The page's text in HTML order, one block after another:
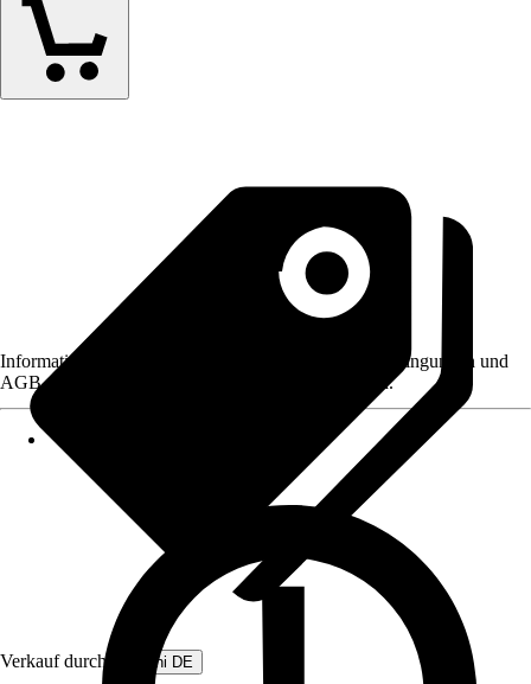
Verkauf durch: Beliani DE
Informationen des Verkäufers, wie z. B. Rückgabebedingungen und
AGB, finden Sie bei Klick auf den Verkäufernamen.